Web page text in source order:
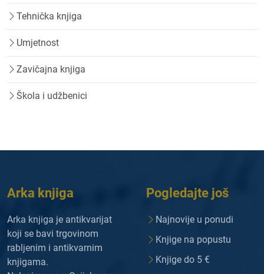
Tehnička knjiga
Umjetnost
Zavičajna knjiga
Škola i udžbenici
Arka knjiga
Arka knjiga je antikvarijat
koji se bavi trgovinom
rabljenim i antikvarnim
knjigama.
Pogledajte još
Najnovije u ponudi
Knjige na popustu
Knjige do 5 €